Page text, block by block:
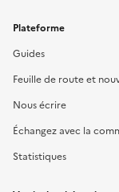
Plateforme
Guides
Feuille de route et
Nous écrire
Échangez avec la
Statistiques